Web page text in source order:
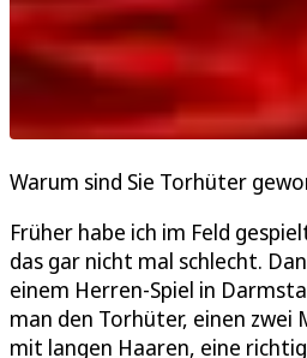
Warum sind Sie Torhüter
Früher habe ich im Feld
das gar nicht mal schlecht.
einem Herren-Spiel in
man den Torhüter, einen zwei
mit langen Haaren, eine